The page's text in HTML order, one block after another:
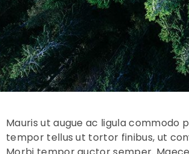
Mauris ut augue ac ligula commodo
tempor tellus ut tortor finibus, ut